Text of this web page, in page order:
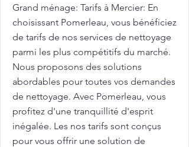
Grand ménage: Tarifs à Mercier: En
choisissant Pomerleau, vous bénéficiez
de tarifs de nos services de nettoyage
parmi les plus compétitifs du marché.
Nous proposons des solutions
abordables pour toutes vos demandes
de nettoyage. Avec Pomerleau, vous
profitez d'une tranquillité d'esprit
inégalée. Les nos tarifs sont conçus
pour vous offrir une solution de